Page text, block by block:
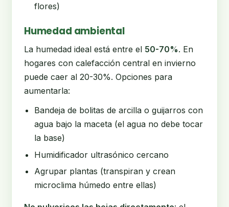
flores)
Humedad ambiental
La humedad ideal está entre el 50-70%. En
hogares con calefacción central en invierno
puede caer al 20-30%. Opciones para
aumentarla:
Bandeja de bolitas de arcilla o guijarros con
agua bajo la maceta (el agua no debe tocar
la base)
Humidificador ultrasónico cercano
Agrupar plantas (transpiran y crean
microclima húmedo entre ellas)